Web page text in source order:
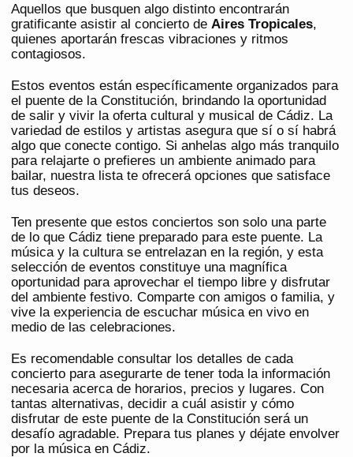
Aquellos que busquen algo distinto encontrarán
gratificante asistir al concierto de Aires Tropicales,
quienes aportarán frescas vibraciones y ritmos
contagiosos.
Estos eventos están específicamente organizados para
el puente de la Constitución, brindando la oportunidad
de salir y vivir la oferta cultural y musical de Cádiz. La
variedad de estilos y artistas asegura que sí o sí habrá
algo que conecte contigo. Si anhelas algo más tranquilo
para relajarte o prefieres un ambiente animado para
bailar, nuestra lista te ofrecerá opciones que satisface
tus deseos.
Ten presente que estos conciertos son solo una parte
de lo que Cádiz tiene preparado para este puente. La
música y la cultura se entrelazan en la región, y esta
selección de eventos constituye una magnífica
oportunidad para aprovechar el tiempo libre y disfrutar
del ambiente festivo. Comparte con amigos o familia, y
vive la experiencia de escuchar música en vivo en
medio de las celebraciones.
Es recomendable consultar los detalles de cada
concierto para asegurarte de tener toda la información
necesaria acerca de horarios, precios y lugares. Con
tantas alternativas, decidir a cuál asistir y cómo
disfrutar de este puente de la Constitución será un
desafío agradable. Prepara tus planes y déjate envolver
por la música en Cádiz.